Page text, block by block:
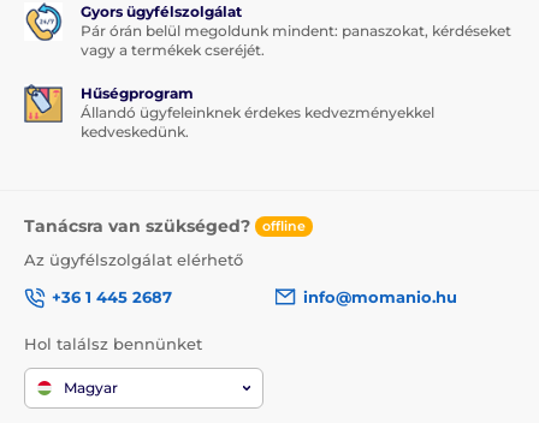
Gyors ügyfélszolgálat
Pár órán belül megoldunk mindent: panaszokat, kérdéseket
vagy a termékek cseréjét.
Hűségprogram
Állandó ügyfeleinknek érdekes kedvezményekkel
kedveskedünk.
Tanácsra van szükséged? offline
Az ügyfélszolgálat elérhető
+36 1 445 2687
info@momanio.hu
Hol találsz bennünket
Magyar